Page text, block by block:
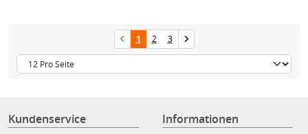
1 2 3
Kundenservice Informationen